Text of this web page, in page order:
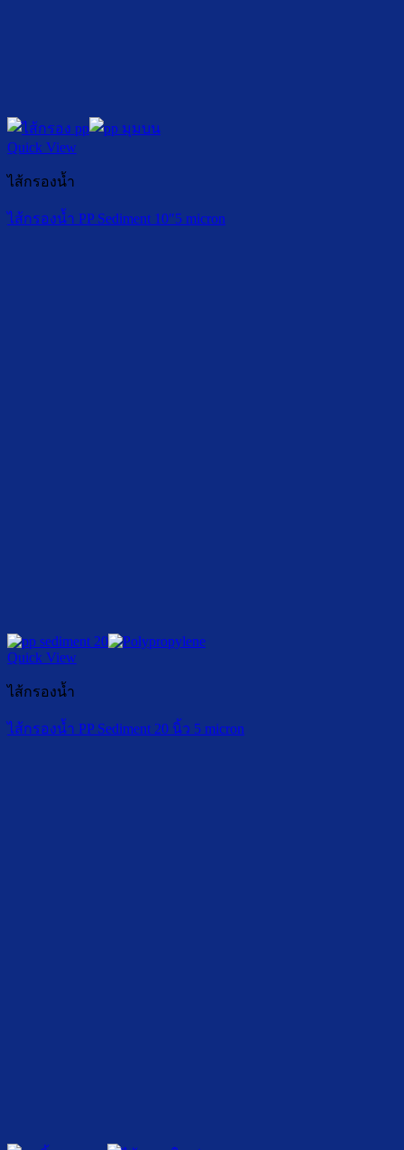
Quick View
ไส้กรองน้ำ
ไส้กรองน้ำ PP Sediment 10″5 micron
Quick View
ไส้กรองน้ำ
ไส้กรองน้ำ PP Sediment 20 นิ้ว 5 micron